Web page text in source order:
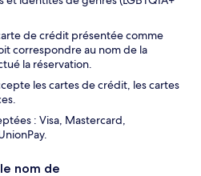
de crédit présentée comme
correspondre au nom de la
la réservation.
les cartes de crédit, les cartes
: Visa, Mastercard,
nom de